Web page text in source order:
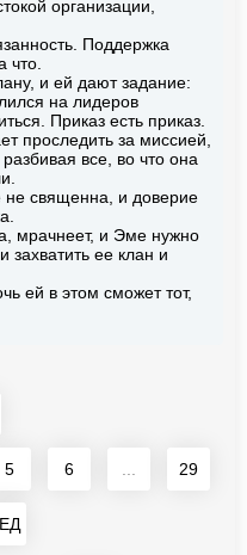
организации,
Поддержка
что.
и ей дают задание:
на лидеров
Приказ есть приказ.
проследить за миссией,
все, во что она
священна, и доверие
мрачнеет, и Эме нужно
ее клан и
ей в этом сможет тот,
5 6 29